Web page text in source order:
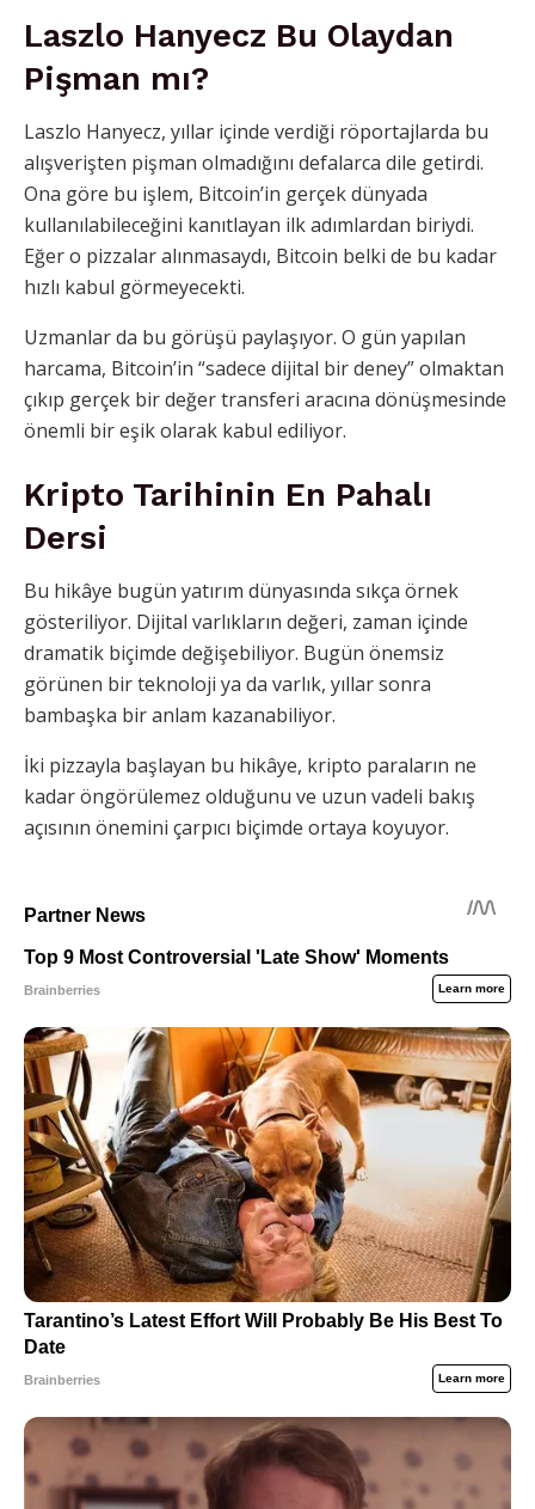
Laszlo Hanyecz Bu Olaydan
Pişman mı?
Laszlo Hanyecz, yıllar içinde verdiği röportajlarda bu
alışverişten pişman olmadığını defalarca dile getirdi.
Ona göre bu işlem, Bitcoin’in gerçek dünyada
kullanılabileceğini kanıtlayan ilk adımlardan biriydi.
Eğer o pizzalar alınmasaydı, Bitcoin belki de bu kadar
hızlı kabul görmeyecekti.
Uzmanlar da bu görüşü paylaşıyor. O gün yapılan
harcama, Bitcoin’in “sadece dijital bir deney” olmaktan
çıkıp gerçek bir değer transferi aracına dönüşmesinde
önemli bir eşik olarak kabul ediliyor.
Kripto Tarihinin En Pahalı
Dersi
Bu hikâye bugün yatırım dünyasında sıkça örnek
gösteriliyor. Dijital varlıkların değeri, zaman içinde
dramatik biçimde değişebiliyor. Bugün önemsiz
görünen bir teknoloji ya da varlık, yıllar sonra
bambaşka bir anlam kazanabiliyor.
İki pizzayla başlayan bu hikâye, kripto paraların ne
kadar öngörülemez olduğunu ve uzun vadeli bakış
açısının önemini çarpıcı biçimde ortaya koyuyor.